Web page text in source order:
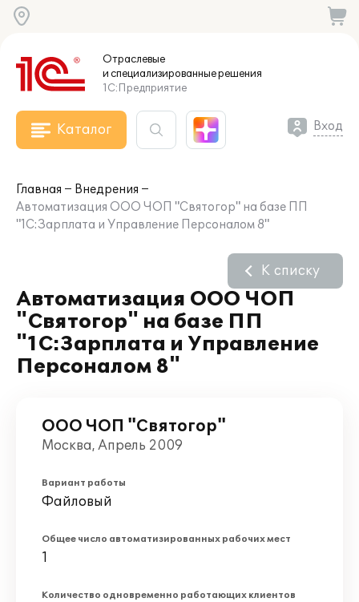
Отраслевые
и специализированныерешения
1С:Предприятие
Каталог Вход
Главная
Внедрения
Автоматизация ООО ЧОП "Святогор" на базе ПП
"1С:Зарплата и Управление Персоналом 8"
Автоматизация ООО ЧОП
"Святогор" на базе ПП
"1С:Зарплата и Управление
Персоналом 8"
К списку
ООО ЧОП "Святогор"
Москва, Апрель 2009
Вариант работы
Файловый
Общее число автоматизированных рабочих мест
1
Количество одновременно работающих клиентов